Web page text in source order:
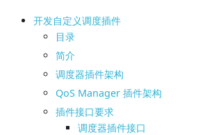
开发自定义调度插件
目录
简介
调度器插件架构
QoS Manager 插件架构
插件接口要求
调度器插件接口